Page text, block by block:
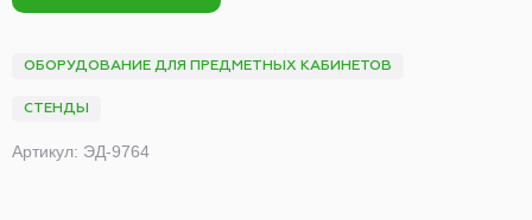
ОБОРУДОВАНИЕ ДЛЯ ПРЕДМЕТНЫХ КАБИНЕТОВ
СТЕНДЫ
Артикул: ЭД-9764